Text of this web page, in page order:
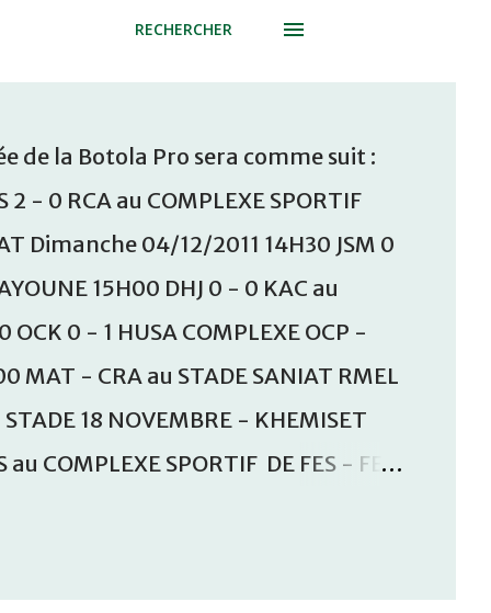
RECHERCHER
de la Botola Pro sera comme suit :
- 0 RCA au COMPLEXE SPORTIF
Dimanche 04/12/2011 14H30 JSM 0
15H00 DHJ 0 - 0 KAC au
OCK 0 - 1 HUSA COMPLEXE OCP -
MAT - CRA au STADE SANIAT RMEL
18 NOVEMBRE - KHEMISET
COMPLEXE SPORTIF DE FES - FES